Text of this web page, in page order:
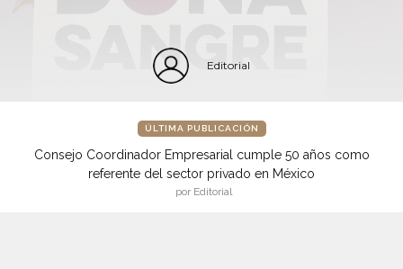
Editorial
ÚLTIMA PUBLICACIÓN
Consejo Coordinador Empresarial cumple 50 años como
referente del sector privado en México
por Editorial